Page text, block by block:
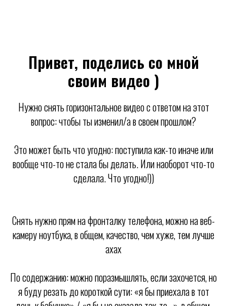
Привет, поделись со мной
своим видео )
Нужно снять горизонтальное видео с ответом на этот
вопрос: чтобы ты изменил/а в своем прошлом?
Это может быть что угодно: поступила как-то иначе или
вообще что-то не стала бы делать. Или наоборот что-то
сделала. Что угодно!))
Снять нужно прям на фронталку телефона, можно на веб-
камеру ноутбука, в общем, качество, чем хуже, тем лучше
ахах
По содержанию: можно поразмышлять, если захочется, но
я буду резать до короткой сути: «я бы приехала в тот